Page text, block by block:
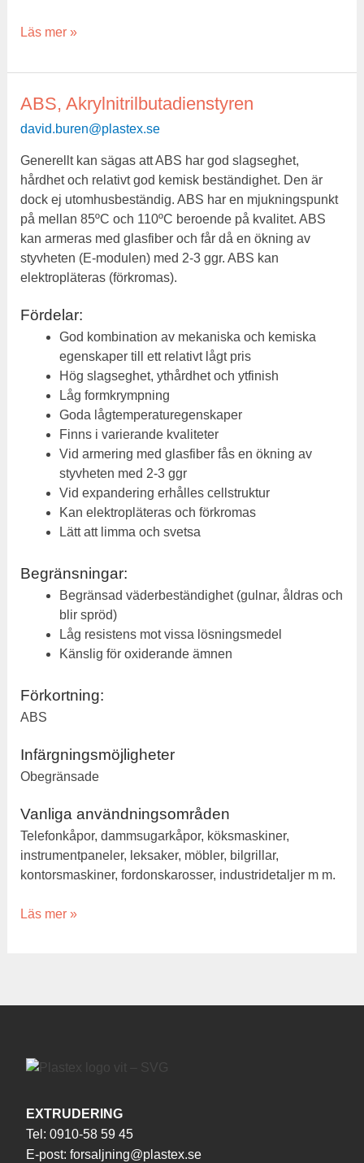
Läs mer »
ABS, Akrylnitrilbutadienstyren
david.buren@plastex.se
Generellt kan sägas att ABS har god slagseghet,
hårdhet och relativt god kemisk beständighet. Den är
dock ej utomhusbeständig. ABS har en mjukningspunkt
på mellan 85ºC och 110ºC beroende på kvalitet. ABS
kan armeras med glasfiber och får då en ökning av
styvheten (E-modulen) med 2-3 ggr. ABS kan
elektropläteras (förkromas).
Fördelar:
God kombination av mekaniska och kemiska
egenskaper till ett relativt lågt pris
Hög slagseghet, ythårdhet och ytfinish
Låg formkrympning
Goda lågtemperaturegenskaper
Finns i varierande kvaliteter
Vid armering med glasfiber fås en ökning av
styvheten med 2-3 ggr
Vid expandering erhålles cellstruktur
Kan elektropläteras och förkromas
Lätt att limma och svetsa
Begränsningar:
Begränsad väderbeständighet (gulnar, åldras och
blir spröd)
Låg resistens mot vissa lösningsmedel
Känslig för oxiderande ämnen
Förkortning:
ABS
Infärgningsmöjligheter
Obegränsade
Vanliga användningsområden
Telefonkåpor, dammsugarkåpor, köksmaskiner,
instrumentpaneler, leksaker, möbler, bilgrillar,
kontorsmaskiner, fordonskarosser, industridetaljer m m.
ABS,
Akrylnitrilbutadienstyren
Läs mer »
EXTRUDERING
Tel: 0910-58 59 45
E-post: forsaljning@plastex.se